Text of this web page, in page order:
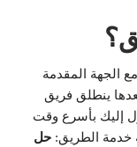
الجهة المقدمة
ينطلق فريق
إليك بأسرع وقت
خدمة الطريق: حل